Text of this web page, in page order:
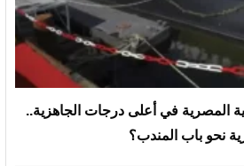
المصرية في أعلى درجات الجاهزية..
نحو باب المندب؟